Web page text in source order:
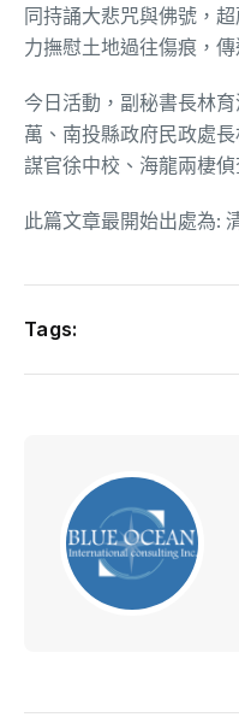
同持誦大悲咒與佛號，
力撫慰土地過往傷痕，
今日活動，副秘書長林
萬、南投縣政府民政處
謀官徐中校、海龍兩棲
此篇文章最開始出處為:
Tags: